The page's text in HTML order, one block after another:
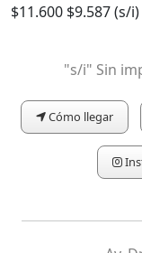
$11.600 $9.587 (s/i)
"s/i" Sin
Cómo llegar